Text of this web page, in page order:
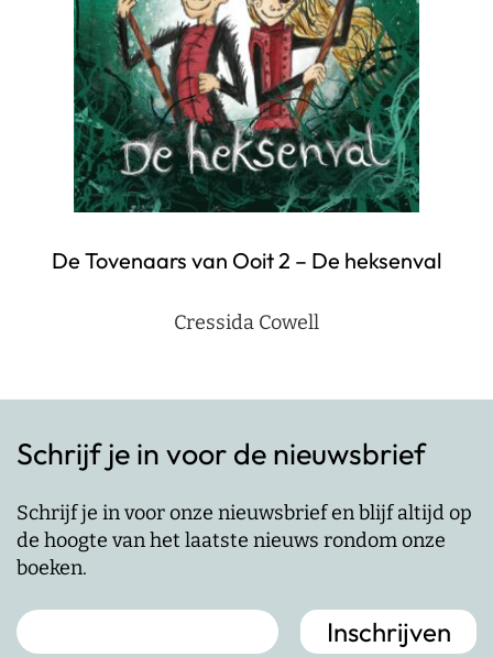
De Tovenaars van Ooit 2 – De heksenval
Cressida Cowell
Schrijf je in voor de nieuwsbrief
Schrijf je in voor onze nieuwsbrief en blijf altijd op
de hoogte van het laatste nieuws rondom onze
boeken.